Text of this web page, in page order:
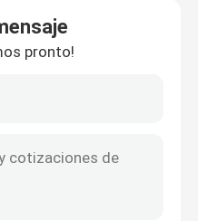
80m m
pronto!